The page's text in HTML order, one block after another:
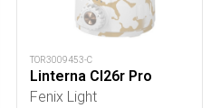
TOR3009453-C
Linterna Cl26r Pro
Fenix Light